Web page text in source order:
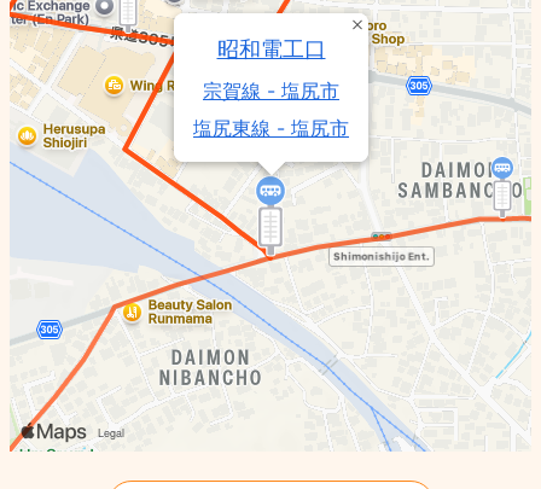
昭和電工口
宗賀線 - 塩尻市
塩尻東線 - 塩尻市